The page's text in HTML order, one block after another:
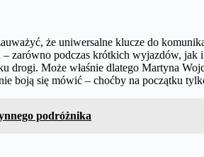
że uniwersalne klucze do
podczas krótkich wyjazdów, jak
Może właśnie dlatego Martyna
boją się mówić – choćby na początku
podróżnika